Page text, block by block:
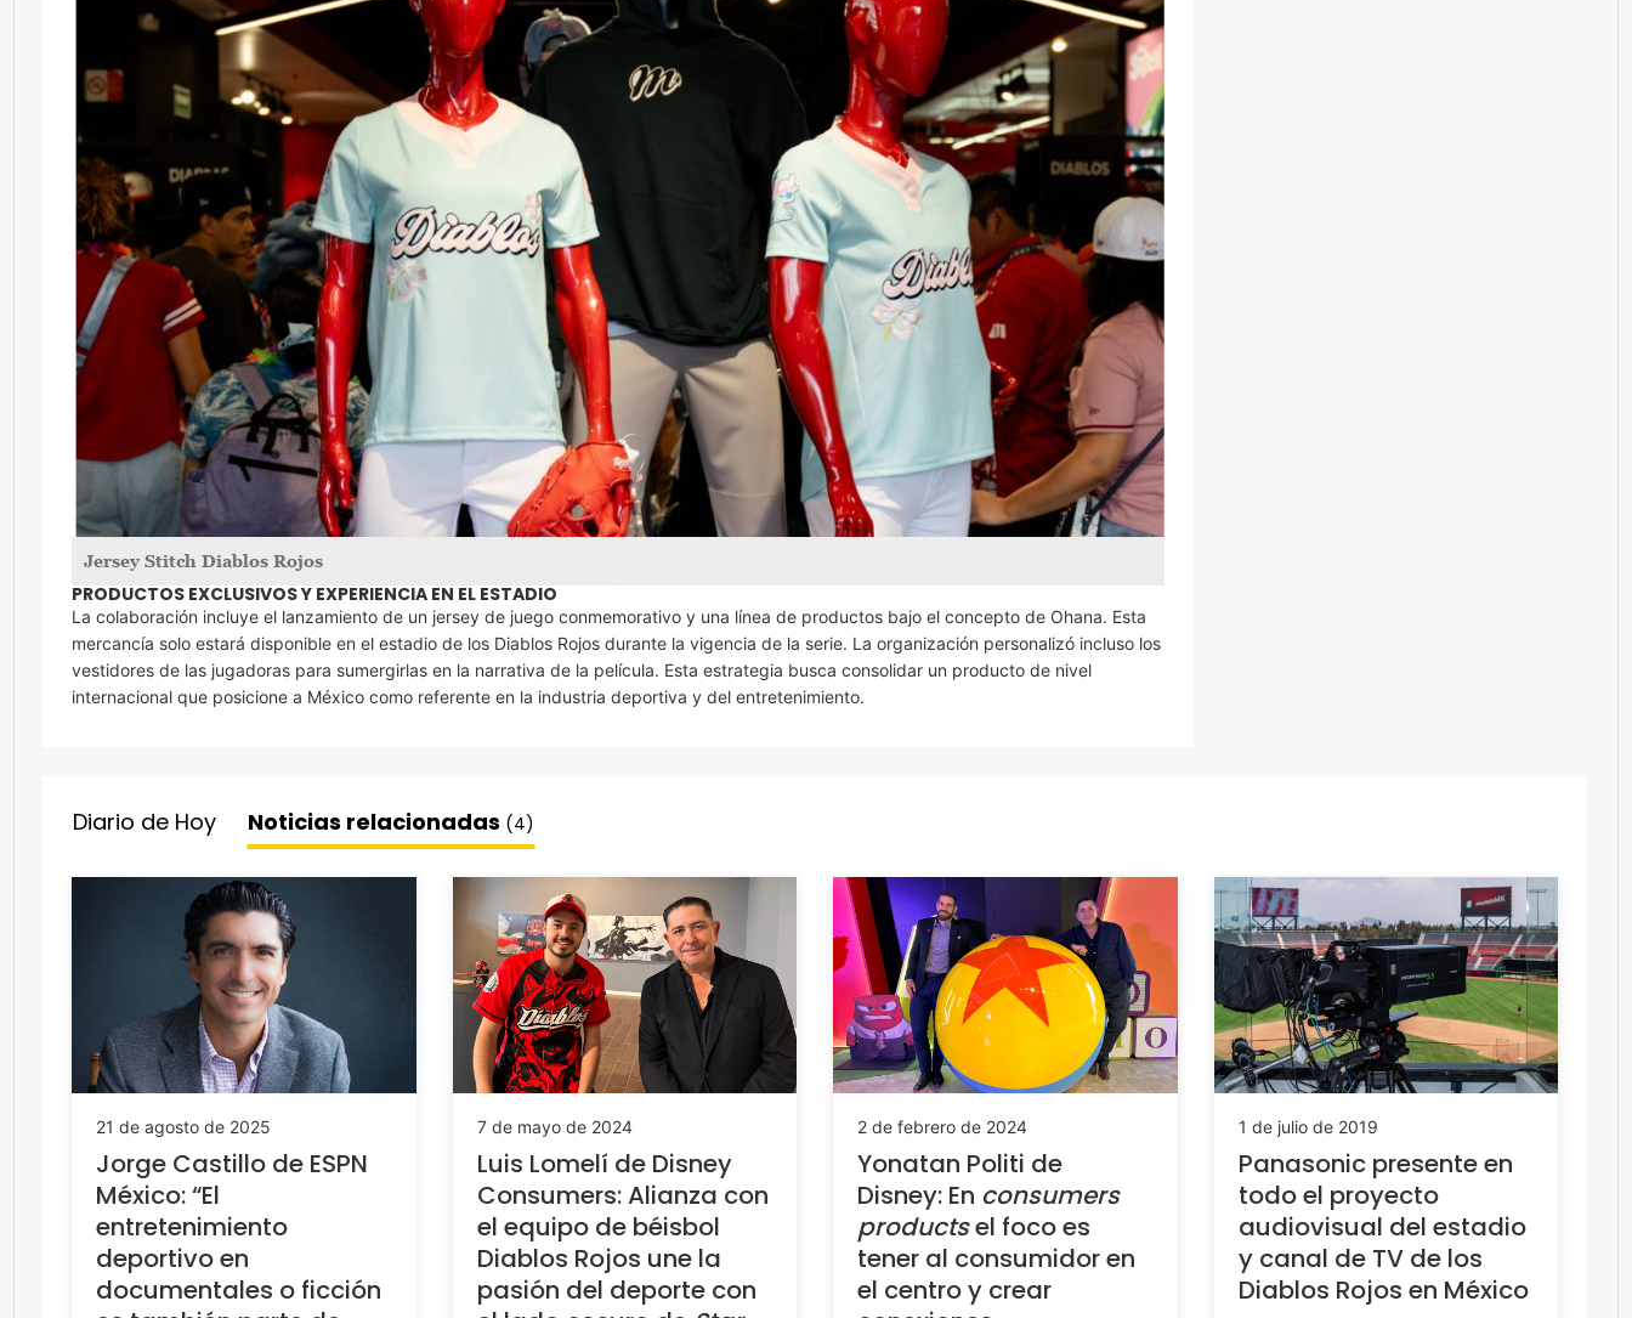
Jersey Stitch Diablos Rojos
PRODUCTOS EXCLUSIVOS Y EXPERIENCIA EN EL ESTADIO
La colaboración incluye el lanzamiento de un jersey de juego conmemorativo y una línea de productos bajo el concepto de Ohana. Esta
mercancía solo estará disponible en el estadio de los Diablos Rojos durante la vigencia de la serie. La organización personalizó incluso los
vestidores de las jugadoras para sumergirlas en la narrativa de la película. Esta estrategia busca consolidar un producto de nivel
internacional que posicione a México como referente en la industria deportiva y del entretenimiento.
Diario de Hoy Noticias relacionadas (4)
21 de agosto de 2025
Jorge Castillo de ESPN
México: “El
entretenimiento
deportivo en
documentales o ficción
7 de mayo de 2024
Luis Lomelí de Disney
Consumers: Alianza con
el equipo de béisbol
Diablos Rojos une la
pasión del deporte con
2 de febrero de 2024
Yonatan Politi de
Disney: En consumers
productsel foco es
tener al consumidor en
el centro y crear
1 de julio de 2019
Panasonic presente en
todo el proyecto
audiovisual del estadio
y canal de TV de los
Diablos Rojos en México